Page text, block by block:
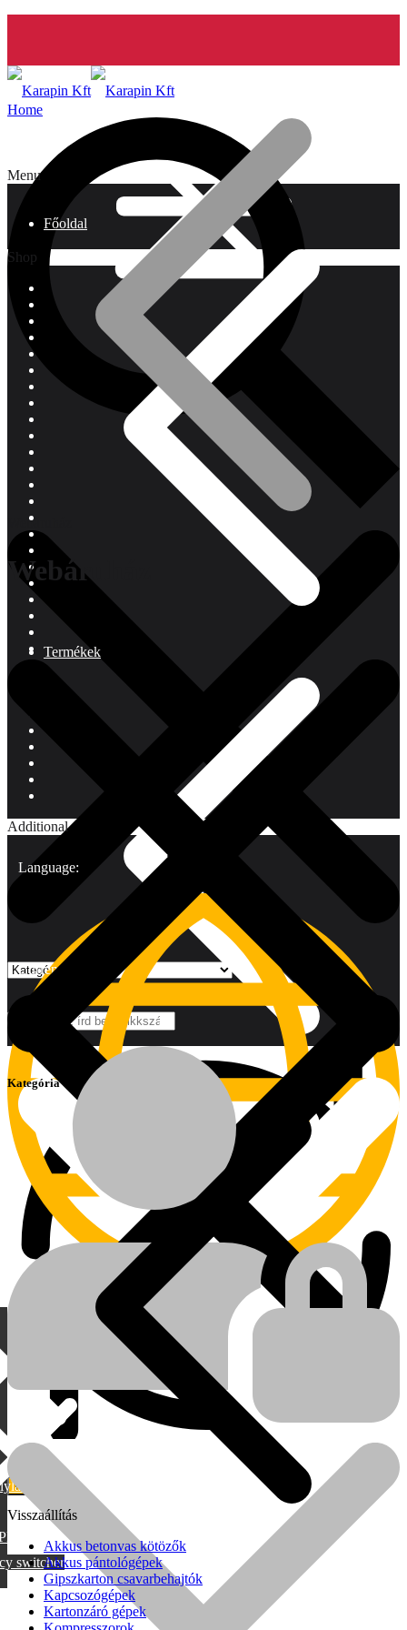
Menu
Főoldal
Termékek
Márkák
MAX
Shop
Additional
Language:
Currency:
switcher
Home
Webáruház
Webáruház
Kategória
Visszaállítás
Akkus betonvas kötözők
Akkus pántológépek
Gipszkarton csavarbehajtók
Kapcsozógépek
Kartonzáró gépek